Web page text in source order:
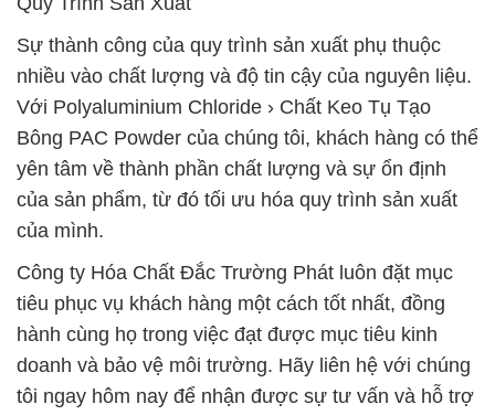
Sự thành công của quy trình sản xuất phụ thuộc
nhiều vào chất lượng và độ tin cậy của nguyên liệu.
Với Polyaluminium Chloride › Chất Keo Tụ Tạo
Bông PAC Powder của chúng tôi, khách hàng có thể
yên tâm về thành phần chất lượng và sự ổn định
của sản phẩm, từ đó tối ưu hóa quy trình sản xuất
của mình.
Công ty Hóa Chất Đắc Trường Phát luôn đặt mục
tiêu phục vụ khách hàng một cách tốt nhất, đồng
hành cùng họ trong việc đạt được mục tiêu kinh
doanh và bảo vệ môi trường. Hãy liên hệ với chúng
tôi ngay hôm nay để nhận được sự tư vấn và hỗ trợ